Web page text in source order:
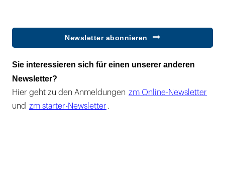
Newsletter abonnieren
Sie interessieren sich für einen unserer anderen
Newsletter?
Hier geht zu den Anmeldungen zm Online-Newsletter
und zm starter-Newsletter .